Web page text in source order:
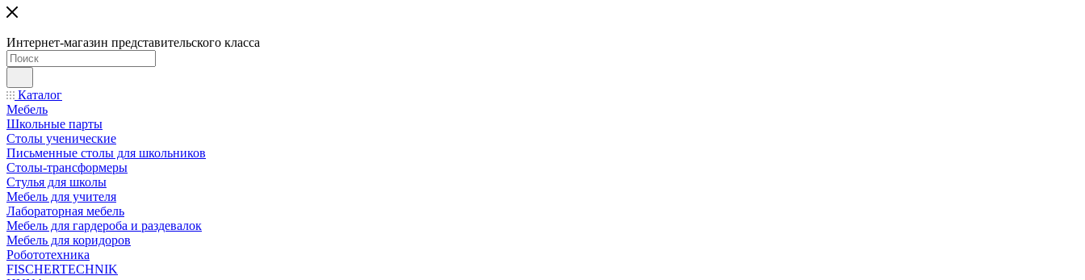
Интернет-магазин представительского класса
Каталог
Мебель
Школьные парты
Столы ученические
Письменные столы для школьников
Столы-трансформеры
Стулья для школы
Мебель для учителя
Лабораторная мебель
Мебель для гардероба и раздевалок
Мебель для коридоров
Робототехника
FISCHERTECHNIK